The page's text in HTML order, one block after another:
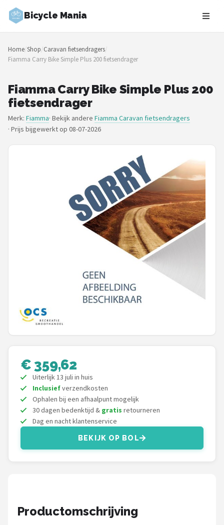
Bicycle Mania
Zoeken
NAVIGATIE
Merken
Blog
Fietsroutes
Elektrische fietsen
POPULAIRE MERKEN
AXA
New Looxs
BBB Cycling
Schwalbe
Home/Shop/Caravan fietsendragers/
Fiamma Carry Bike Simple Plus 200 fietsendrager
Fiamma Carry Bike Simple Plus 200
fietsendrager
Merk: Fiamma· Bekijk andere Fiamma Caravan fietsendragers
· Prijs bijgewerkt op 08-07-2026
€ 359,62
Uiterlijk 13 juli in huis
Inclusiefverzendkosten
Ophalen bij een afhaalpunt mogelijk
30 dagen bedenktijd & gratis retourneren
Dag en nacht klantenservice
BEKIJK OP BOL
Productomschrijving